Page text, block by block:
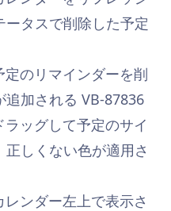
タスで削除した予定
のリマインダーを削
加される VB-87836
ッグして予定のサイ
しくない色が適用さ
ンダー左上で表示さ